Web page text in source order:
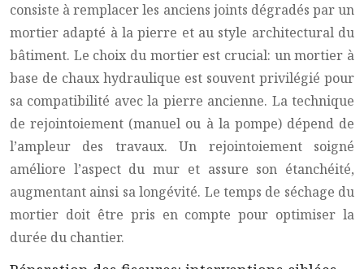
consiste à remplacer les anciens joints dégradés par un
mortier adapté à la pierre et au style architectural du
bâtiment. Le choix du mortier est crucial: un mortier à
base de chaux hydraulique est souvent privilégié pour
sa compatibilité avec la pierre ancienne. La technique
de rejointoiement (manuel ou à la pompe) dépend de
l’ampleur des travaux. Un rejointoiement soigné
améliore l’aspect du mur et assure son étanchéité,
augmentant ainsi sa longévité. Le temps de séchage du
mortier doit être pris en compte pour optimiser la
durée du chantier.